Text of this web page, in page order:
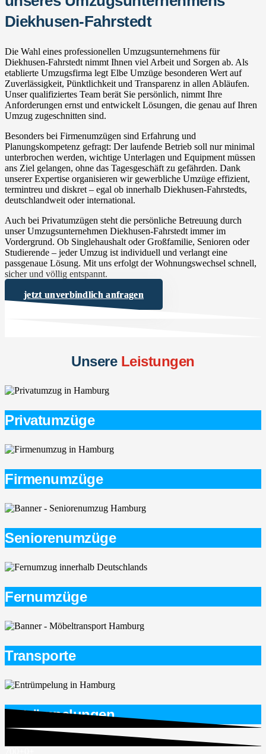
Diekhusen-Fahrstedt
Die Wahl eines professionellen Umzugsunternehmens für
Diekhusen-Fahrstedt nimmt Ihnen viel Arbeit und Sorgen ab. Als
etablierte Umzugsfirma legt Elbe Umzüge besonderen Wert auf
Zuverlässigkeit, Pünktlichkeit und Transparenz in allen Abläufen.
Unser qualifiziertes Team berät Sie persönlich, nimmt Ihre
Anforderungen ernst und entwickelt Lösungen, die genau auf Ihren
Umzug zugeschnitten sind.
Besonders bei Firmenumzügen sind Erfahrung und
Planungskompetenz gefragt: Der laufende Betrieb soll nur minimal
unterbrochen werden, wichtige Unterlagen und Equipment müssen
ans Ziel gelangen, ohne das Tagesgeschäft zu gefährden. Dank
unserer Expertise organisieren wir gewerbliche Umzüge effizient,
termintreu und diskret – egal ob innerhalb Diekhusen-Fahrstedts,
deutschlandweit oder international.
Auch bei Privatumzügen steht die persönliche Betreuung durch
unser Umzugsunternehmen Diekhusen-Fahrstedt immer im
Vordergrund. Ob Singlehaushalt oder Großfamilie, Senioren oder
Studierende – jeder Umzug ist individuell und verlangt eine
passgenaue Lösung. Mit uns erfolgt der Wohnungswechsel schnell,
sicher und völlig entspannt.
jetzt unverbindlich anfragen
UnsereLeistungen
Privatumzüge
Firmenumzüge
Seniorenumzüge
Fernumzüge
Transporte
Entrümpelungen